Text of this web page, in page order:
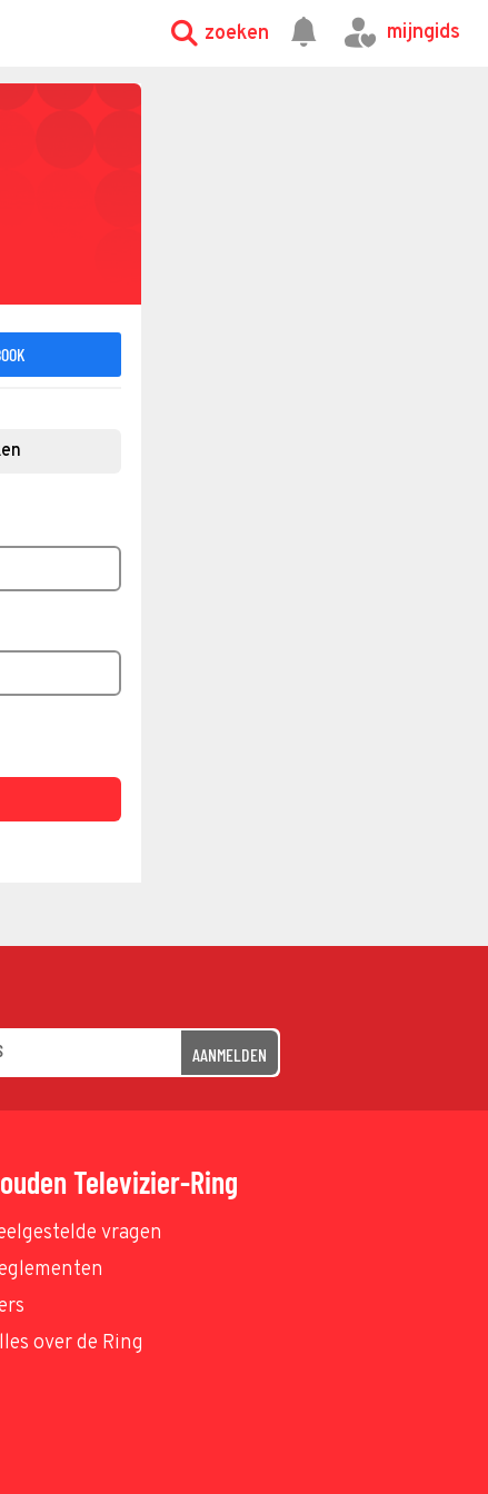
zoeken mijngids
AANMELDEN
Televizier-Ring
vragen
over de Ring